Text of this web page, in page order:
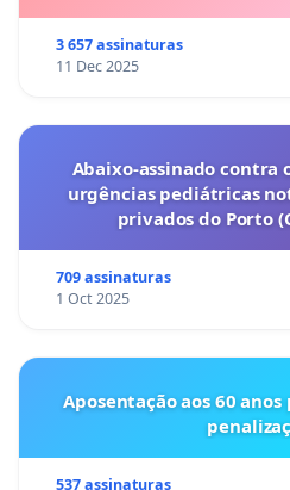
3 657 assinaturas
11 Dec 2025
Abaixo-assinado contra
urgências pediátricas
privados do Porto
709 assinaturas
1 Oct 2025
Aposentação aos 60
537 assinaturas